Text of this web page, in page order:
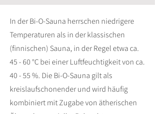
In der Bi-O-Sauna herrschen niedrigere
Temperaturen als in der klassischen
(finnischen) Sauna, in der Regel etwa ca.
45 - 60 °C bei einer Luftfeuchtigkeit von ca.
40 - 55 %. Die Bi-O-Sauna gilt als
kreislaufschonender und wird häufig
kombiniert mit Zugabe von ätherischen